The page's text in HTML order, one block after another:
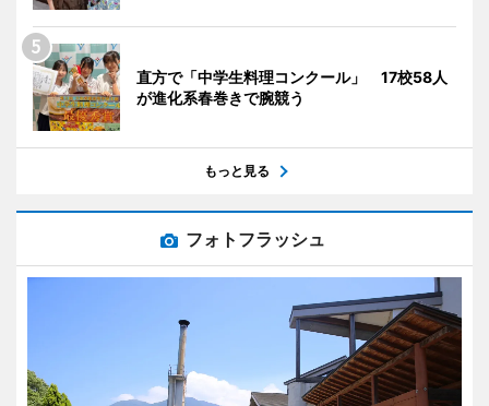
直方で「中学生料理コンクール」 17校58人
が進化系春巻きで腕競う
もっと見る
フォトフラッシュ